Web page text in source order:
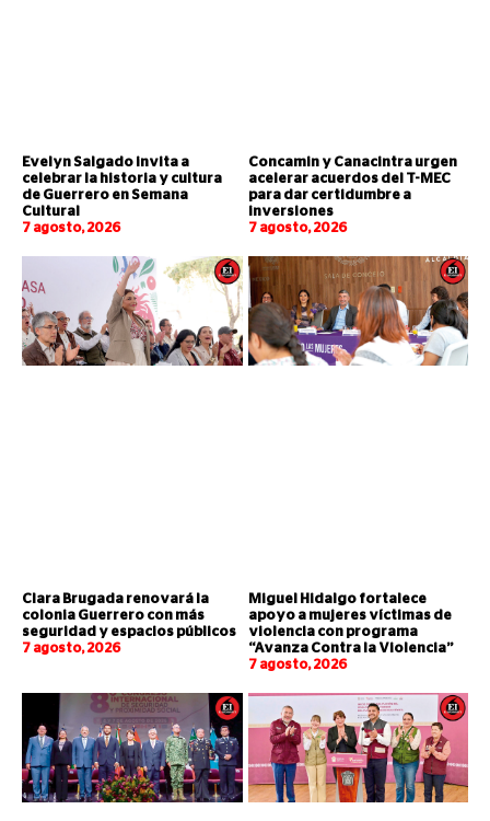
Evelyn Salgado invita a
celebrar la historia y cultura
de Guerrero en Semana
Cultural
7 agosto, 2026
Concamin y Canacintra urgen
acelerar acuerdos del T-MEC
para dar certidumbre a
inversiones
7 agosto, 2026
Clara Brugada renovará la
colonia Guerrero con más
seguridad y espacios públicos
7 agosto, 2026
Miguel Hidalgo fortalece
apoyo a mujeres víctimas de
violencia con programa
“Avanza Contra la Violencia”
7 agosto, 2026